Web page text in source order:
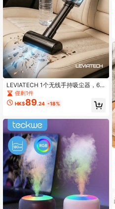
LEVIATECH 1个无线手持吸尘器，6k
Pa强劲吸力，无线车载吸尘器，可充
电大功率吸尘器，适用于汽车/办公室/
家庭，情人节理想礼物
僅剩1件
HK$89.24 -18%